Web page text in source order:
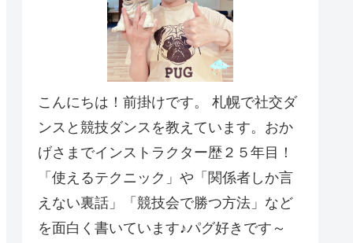
こんにちは！前掛けです。 札幌で社交ダ
ンスと競技ダンスを教えています。おか
げさまでインストラクター歴２５年目！
「使えるテクニック」や「関係者しか言
えない裏話」「競技会で勝つ方法」など
を面白く書いています♪パグ好きです～